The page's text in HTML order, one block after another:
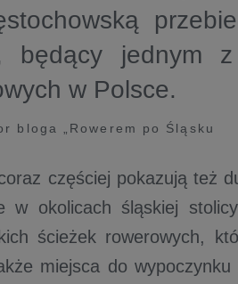
będący jednym z
w Polsce.
bloga „Rowerem po Śląsku
częściej pokazują też
w okolicach śląskiej
ścieżek rowerowych,
miejsca do